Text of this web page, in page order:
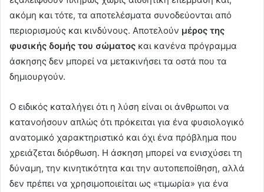
ακόμη και τότε, τα αποτελέσματα συνοδεύονται από
περιορισμούς και κινδύνους. Αποτελούν μέρος της
φυσικής δομής του σώματος και κανένα πρόγραμμα
άσκησης δεν μπορεί να μετακινήσει τα οστά που τα
δημιουργούν.
Ο ειδικός καταλήγει ότι η λύση είναι οι άνθρωποι να
κατανοήσουν απλώς ότι πρόκειται για ένα φυσιολογικό
ανατομικό χαρακτηριστικό και όχι ένα πρόβλημα που
χρειάζεται διόρθωση. Η άσκηση μπορεί να ενισχύσει τη
δύναμη, την κινητικότητα και την αυτοπεποίθηση, αλλά
δεν πρέπει να χρησιμοποιείται ως «τιμωρία» για ένα